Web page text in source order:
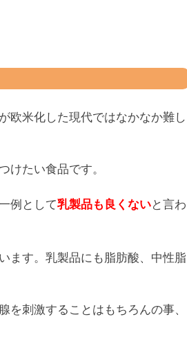
欧米化した現代ではなかなか難し
けたい食品です。
例として乳製品も良くないと言わ
ます。乳製品にも脂肪酸、中性脂
刺激することはもちろんの事、